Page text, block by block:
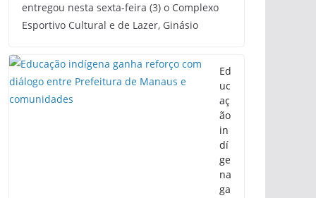
entregou nesta sexta-feira (3) o Complexo
Esportivo Cultural e de Lazer, Ginásio
Ed
uc
aç
ão
in
dí
ge
na
ga